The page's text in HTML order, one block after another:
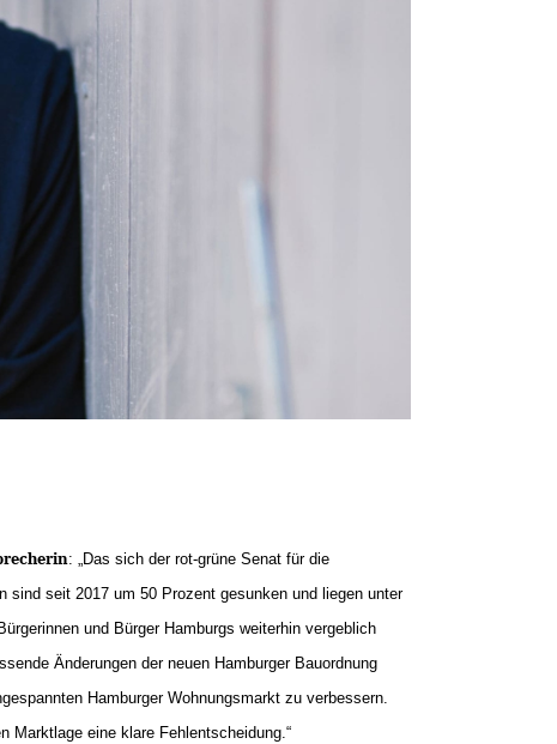
: „Das sich der rot-grüne Senat für die
sind seit 2017 um 50 Prozent gesunken und liegen unter
und Bürger Hamburgs weiterhin vergeblich
Änderungen der neuen Hamburger Bauordnung
Hamburger Wohnungsmarkt zu verbessern.
Marktlage eine klare Fehlentscheidung.“